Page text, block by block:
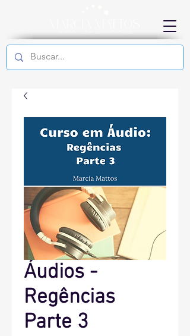
Áudios -
Regências
Parte 3